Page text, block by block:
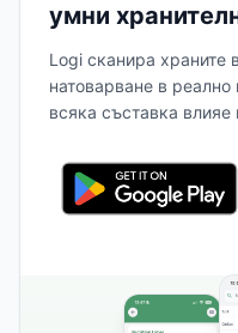
умни
Logi сканира храните
натоварване в
всяка съставка влияе